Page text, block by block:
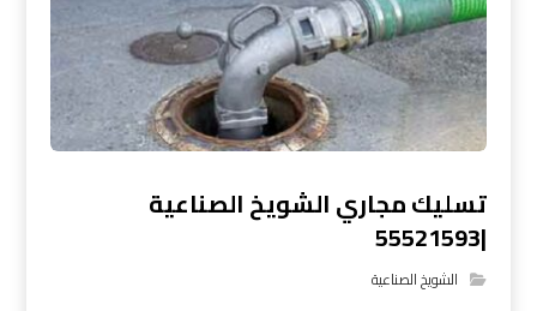
تسليك مجاري الشويخ الصناعية
|55521593
الشويخ الصناعية